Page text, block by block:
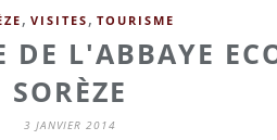
, VISITES , TOURISME
DE L'ABBAYE
SORÈZE
3 JANVIER 2014